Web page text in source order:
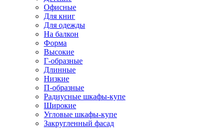
Офисные
Для книг
Для одежды
На балкон
Форма
Высокие
Г-образные
Длинные
Низкие
П-образные
Радиусные шкафы-купе
Широкие
Угловые шкафы-купе
Закругленный фасад